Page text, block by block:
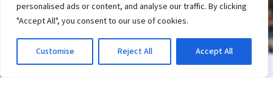
personalised ads or content, and analyse our traffic. By clicking
"Accept All", you consent to our use of cookies.
Customise Reject All Accept All